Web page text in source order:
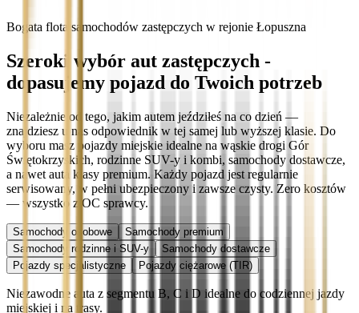
Bogata flota samochodów zastępczych w rejonie Łopuszna
Szeroki wybór aut zastępczych -
dopasujemy pojazd do Twoich potrzeb
Niezależnie od tego, jakim autem jeździłeś na co dzień —
znajdziesz u nas odpowiednik w tej samej lub wyższej klasie. Do
wyboru masz pojazdy miejskie idealne na wąskie drogi Gór
Świętokrzyskich, rodzinne SUV-y i kombi, samochody dostawcze,
a nawet auta klasy premium. Każdy pojazd jest regularnie
serwisowany, w pełni ubezpieczony i zawsze czysty. Zero kosztów
— wszystko z OC sprawcy.
Samochody osobowe
Samochody premium
Samochody rodzinne i SUV-y
Samochody dostawcze
Pojazdy specjalistyczne
Pojazdy ciężarowe (TIR)
Niezawodne auta z segmentu B, C i D idealne do codziennej jazdy
miejskiej i na trasy.